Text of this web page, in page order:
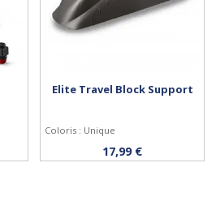
Acheter
Elite Travel Block Support
Coloris : Unique
17,99 €